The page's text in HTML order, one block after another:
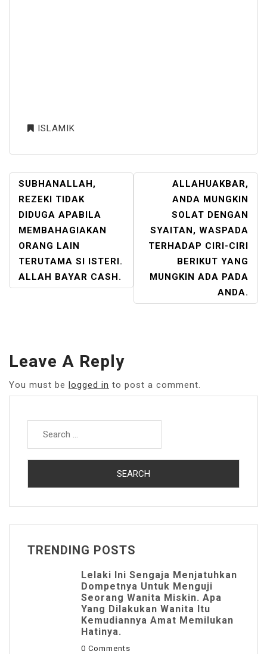
ISLAMIK
POST
NAVIGATION
SUBHANALLAH,
REZEKI TIDAK
DIDUGA APABILA
MEMBAHAGIAKAN
ORANG LAIN
TERUTAMA SI ISTERI.
ALLAH BAYAR CASH.
ALLAHUAKBAR,
ANDA MUNGKIN
SOLAT DENGAN
SYAITAN, WASPADA
TERHADAP CIRI-CIRI
BERIKUT YANG
MUNGKIN ADA PADA
ANDA.
Leave A Reply
You must be logged in to post a comment.
Search
TRENDING POSTS
Lelaki Ini Sengaja Menjatuhkan
Dompetnya Untuk Menguji
Seorang Wanita Miskin. Apa
Yang Dilakukan Wanita Itu
Kemudiannya Amat Memilukan
Hatinya.
0 Comments